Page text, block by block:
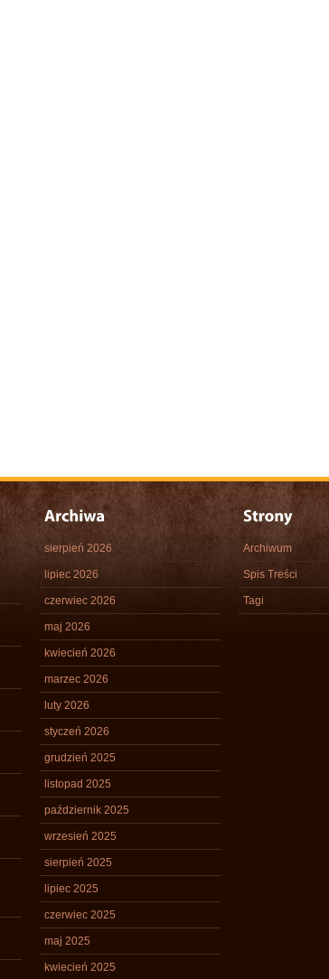
sierpień 2026
lipiec 2026
czerwiec 2026
maj 2026
kwiecień 2026
marzec 2026
luty 2026
styczeń 2026
grudzień 2025
listopad 2025
październik 2025
wrzesień 2025
sierpień 2025
lipiec 2025
czerwiec 2025
maj 2025
kwiecień 2025
Archiwum
Spis Treści
Tagi